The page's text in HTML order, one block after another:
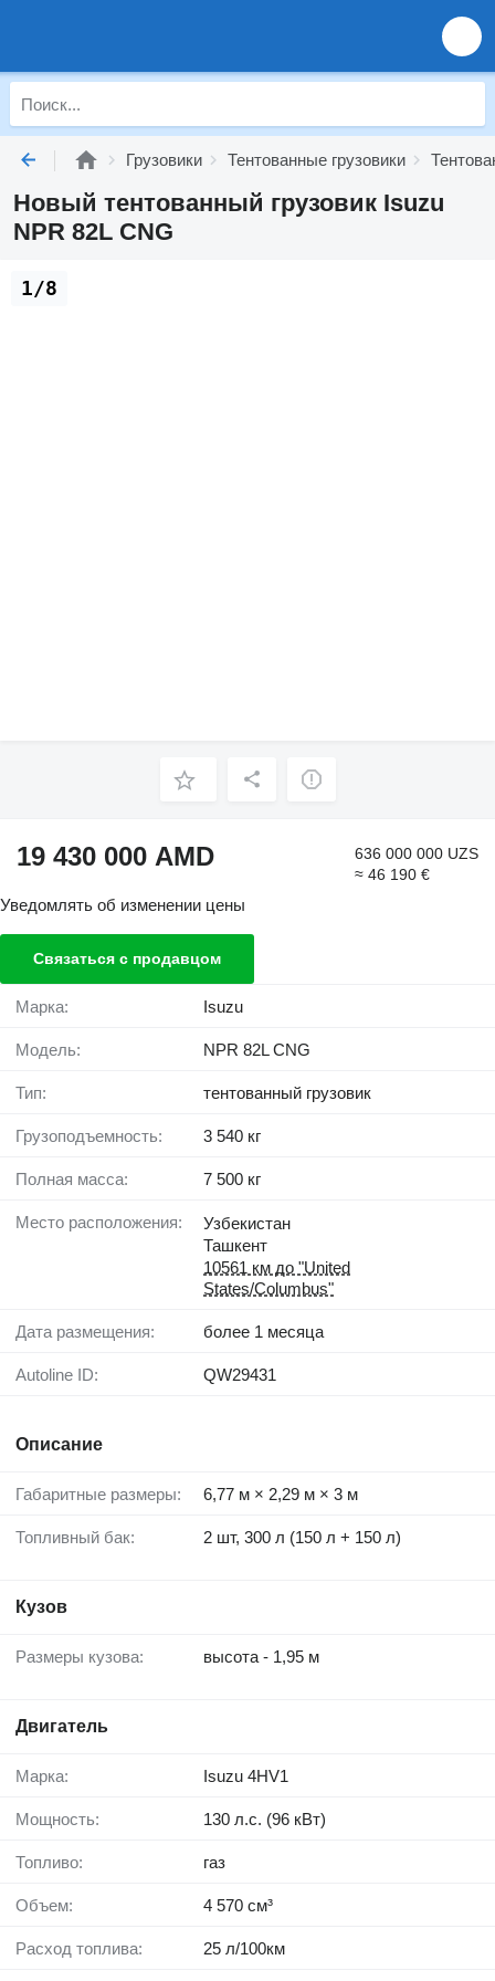
Грузовики Тентованные грузовики
Новый тентованный грузовик Isuzu
NPR 82L CNG
1/8
19 430 000 AMD
636 000 000 UZS
≈ 46 190 €
Уведомлять об изменении цены
Связаться с продавцом
Марка: Isuzu
Модель: NPR 82L CNG
Тип: тентованный грузовик
Грузоподъемность: 3 540 кг
Полная масса: 7 500 кг
Место расположения:
Узбекистан
Ташкент
10561 км до "United
States/Columbus"
Дата размещения: более 1 месяца
Autoline ID: QW29431
Описание
Габаритные размеры: 6,77 м × 2,29 м × 3 м
Топливный бак: 2 шт, 300 л (150 л + 150 л)
Кузов
Размеры кузова: высота - 1,95 м
Двигатель
Марка: Isuzu 4HV1
Мощность: 130 л.с. (96 кВт)
Топливо: газ
Объем: 4 570 см³
Расход топлива: 25 л/100км